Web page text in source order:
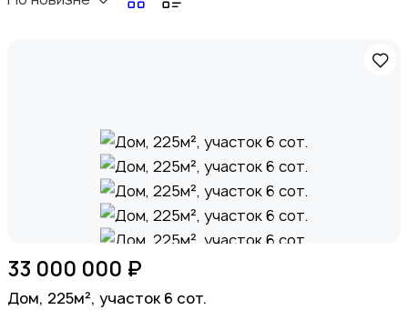
33 000 000 ₽
Дом, 225м², участок 6 сот.